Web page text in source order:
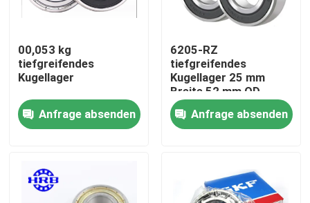
Zu Hause
00,053 kg
tiefgreifendes
Kugellager
Anfrage absenden
6205-RZ
tiefgreifendes
Kugellager 25 mm
Breite 52 mm OD
Anfrage absenden